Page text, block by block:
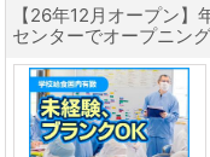
【26年12月オープン
センターでオープニン